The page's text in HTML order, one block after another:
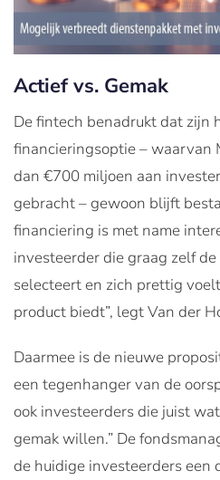
Actief vs. Gemak
De fintech benadrukt dat zijn
financieringsoptie – waarvan
dan €700 miljoen aan
gebracht – gewoon blijft
financiering is met name
investeerder die graag zelf
selecteert en zich prettig
product biedt”, legt Van der
Daarmee is de nieuwe
een tegenhanger van de
ook investeerders die juist
gemak willen.” De
de huidige investeerders een